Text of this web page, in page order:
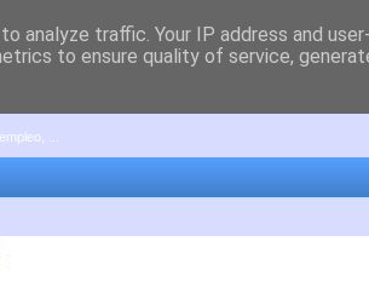
...
analyze traffic. Your IP address and
to ensure quality of service,